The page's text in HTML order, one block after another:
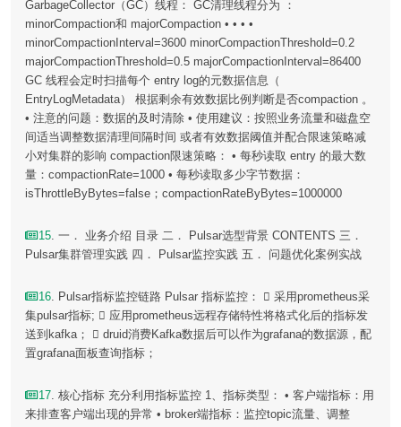
GarbageCollector（GC）线程： GC清理线程分为 ：
minorCompaction和 majorCompaction • • • •
minorCompactionInterval=3600 minorCompactionThreshold=0.2
majorCompactionThreshold=0.5 majorCompactionInterval=86400
GC 线程会定时扫描每个 entry log的元数据信息（
EntryLogMetadata） 根据剩余有效数据比例判断是否compaction 。
• 注意的问题：数据的及时清除 • 使用建议：按照业务流量和磁盘空
间适当调整数据清理间隔时间 或者有效数据阈值并配合限速策略减
小对集群的影响 compaction限速策略： • 每秒读取 entry 的最大数
量：compactionRate=1000 • 每秒读取多少字节数据：
isThrottleByBytes=false；compactionRateByBytes=1000000
15. 一． 业务介绍 目录 二． Pulsar选型背景 CONTENTS 三．
Pulsar集群管理实践 四． Pulsar监控实践 五． 问题优化案例实战
16. Pulsar指标监控链路 Pulsar 指标监控：  采用prometheus采
集pulsar指标;  应用prometheus远程存储特性将格式化后的指标发
送到kafka；  druid消费Kafka数据后可以作为grafana的数据源，配
置grafana面板查询指标；
17. 核心指标 充分利用指标监控 1、指标类型： • 客户端指标：用
来排查客户端出现的异常 • broker端指标：监控topic流量、调整